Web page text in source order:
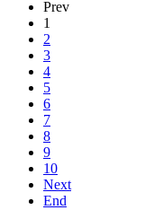
Prev
1
2
3
4
5
6
7
8
9
10
Next
End